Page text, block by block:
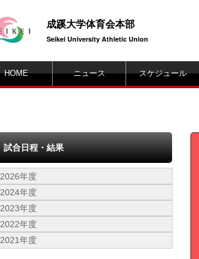
成蹊大学体育会本部
Seikei University Athletic Union
HOME ニュース スケジュール
試合日程・結果
2026年度
2024年度
2023年度
2022年度
2021年度